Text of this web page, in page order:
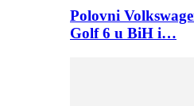
Polovni
Golf 6 u BiH i…